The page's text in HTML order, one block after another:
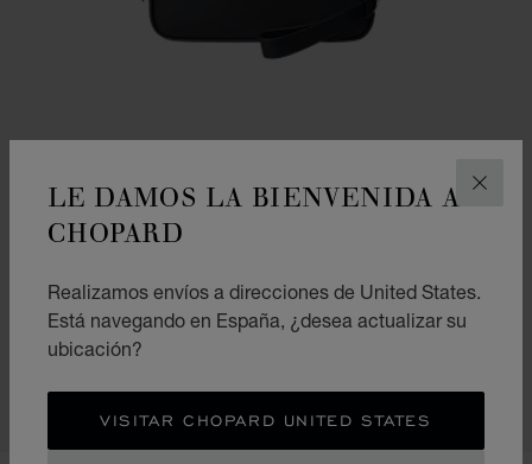
LE DAMOS LA BIENVENIDA A
CHOPARD
Realizamos envíos a direcciones de United States.
Está navegando en España, ¿desea actualizar su
ubicación?
VISITAR CHOPARD UNITED STATES
IR A LA DIAPOSITIVA 1
IR A LA DIAPOSITIVA 2
IR A LA DIAPOSITIVA
BOLSO DE MANO HERITAGE
PIEL DE BECERRO NEGRA
LLÁMENOS